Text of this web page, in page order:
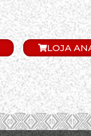
LOJA